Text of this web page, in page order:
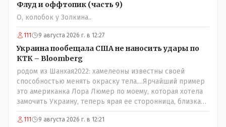
Флуд и оффтопик (часть 9)
О, колобок у Золкина..
111 9 августа 2026 г. в 12:27
Украина пообещала США не наносить удары по
КТК – Bloomberg
родом из Шанхая2022: хамелеоны известны своей
способностью менять окраску тела....Ярчайший пример
это американка Лора Люмер по моему, которая хотела
замочить Украину, теперь ярая ее сторонница, близкая
к Трампу. Ну и западные страны тем более, которые
предоставляли Зеленскому убежище, чтоб он бежал и
111 9 августа 2026 г. в 12:21